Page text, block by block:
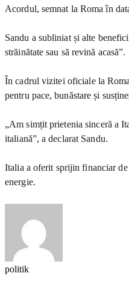
Acordul, semnat la Roma în
Sandu a subliniat și alte
străinătate sau să revină acasă”.
În cadrul vizitei oficiale la
pentru pace, bunăstare și
„Am simțit prietenia sinceră a
italiană”, a declarat Sandu.
Italia a oferit sprijin financiar de
energie.
politik